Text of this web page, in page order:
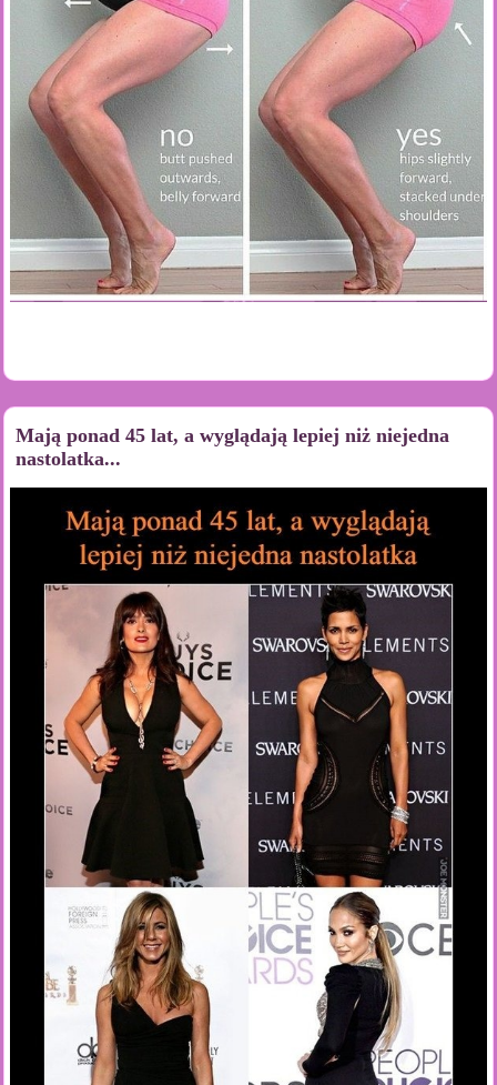
Mają ponad 45 lat, a wyglądają lepiej niż niejedna
nastolatka...